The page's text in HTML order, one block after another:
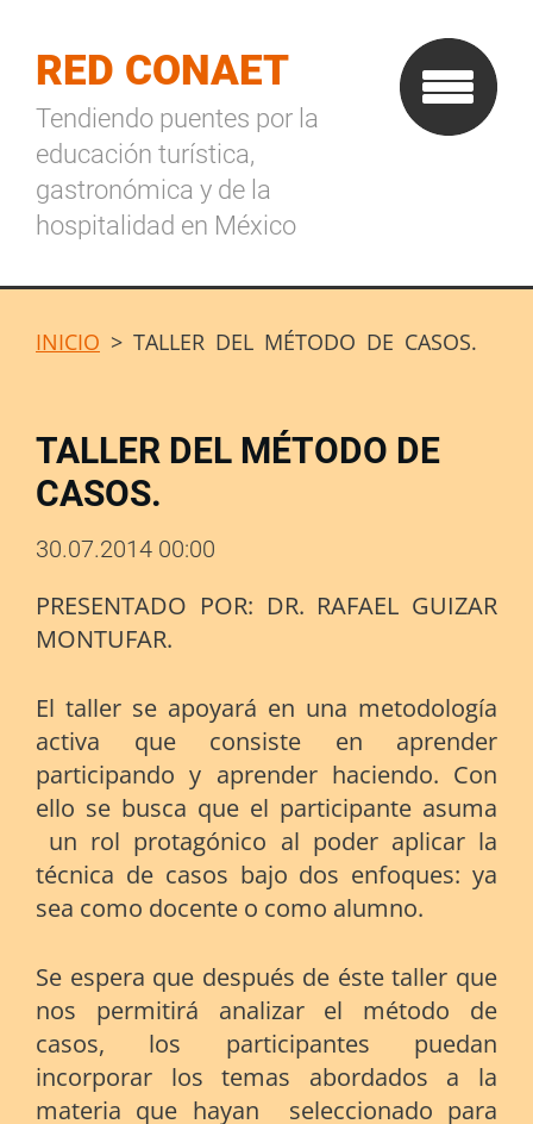
RED CONAET
Tendiendo puentes por la
educación turística,
gastronómica y de la
hospitalidad en México
INICIO > TALLER DEL MÉTODO DE CASOS.
TALLER DEL MÉTODO DE
CASOS.
30.07.2014 00:00
PRESENTADO POR: DR. RAFAEL GUIZAR
MONTUFAR.
El taller se apoyará en una metodología
activa que consiste en aprender
participando y aprender haciendo. Con
ello se busca que el participante asuma
un rol protagónico al poder aplicar la
técnica de casos bajo dos enfoques: ya
sea como docente o como alumno.
Se espera que después de éste taller que
nos permitirá analizar el método de
casos, los participantes puedan
incorporar los temas abordados a la
materia que hayan seleccionado para